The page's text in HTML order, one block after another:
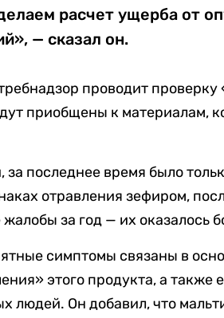
расчет ущерба от
— сказал он.
проводит проверку
приобщены к материалам,
последнее время было
отравления зефиром,
за год — их оказалось
симптомы связаны в
этого продукта, а также
людей. Он добавил, что